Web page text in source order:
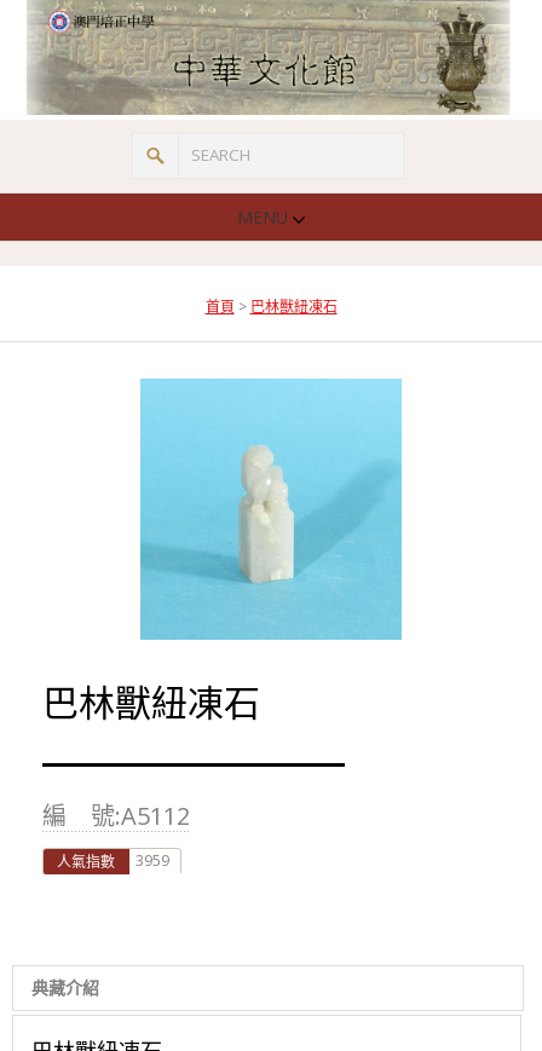
MENU
首頁 > 巴林獸紐凍石
巴林獸紐凍石
編 號:A5112
人氣指數 3959
典藏介紹